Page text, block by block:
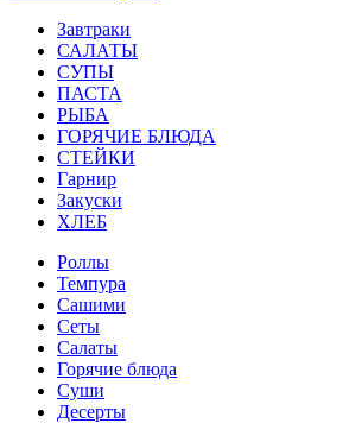
Завтраки
САЛАТЫ
СУПЫ
ПАСТА
РЫБА
ГОРЯЧИЕ БЛЮДА
СТЕЙКИ
Гарнир
Закуски
ХЛЕБ
Роллы
Темпура
Сашими
Сеты
Салаты
Горячие блюда
Суши
Десерты